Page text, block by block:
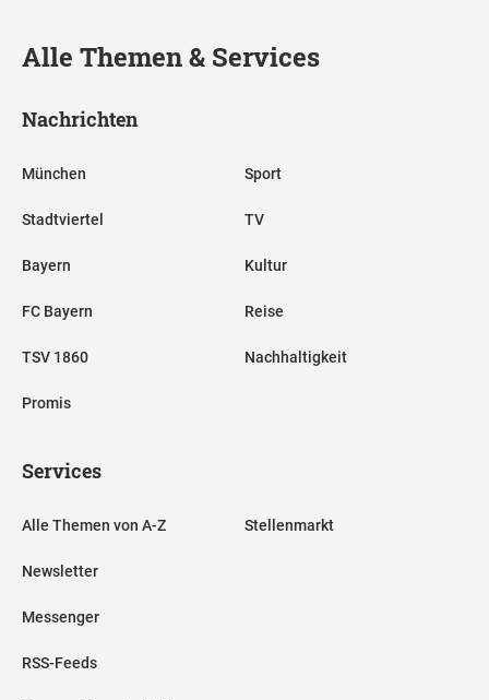
Alle Themen & Services
Nachrichten
München
Stadtviertel
Bayern
FC Bayern
TSV 1860
Promis
Sport
TV
Kultur
Reise
Nachhaltigkeit
Services
Alle Themen von A-Z
Newsletter
Messenger
RSS-Feeds
Stellenmarkt